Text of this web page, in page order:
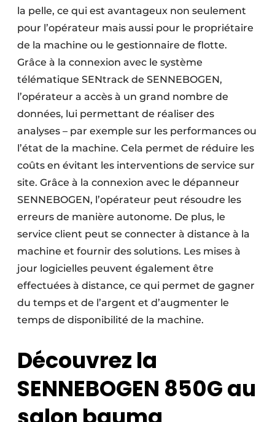
la pelle, ce qui est avantageux non seulement
pour l’opérateur mais aussi pour le propriétaire
de la machine ou le gestionnaire de flotte.
Grâce à la connexion avec le système
télématique SENtrack de SENNEBOGEN,
l’opérateur a accès à un grand nombre de
données, lui permettant de réaliser des
analyses – par exemple sur les performances ou
l’état de la machine. Cela permet de réduire les
coûts en évitant les interventions de service sur
site. Grâce à la connexion avec le dépanneur
SENNEBOGEN, l’opérateur peut résoudre les
erreurs de manière autonome. De plus, le
service client peut se connecter à distance à la
machine et fournir des solutions. Les mises à
jour logicielles peuvent également être
effectuées à distance, ce qui permet de gagner
du temps et de l’argent et d’augmenter le
temps de disponibilité de la machine.
Découvrez la
SENNEBOGEN 850G au